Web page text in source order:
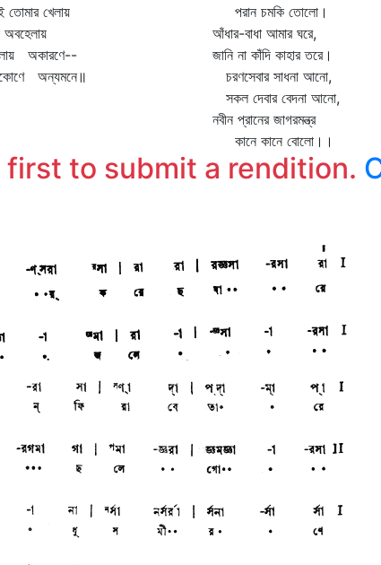
খেলায়
অকারণে--
অন্যমনে॥
পরান চমকি তোলো।
আঁধার-বাধা আমার ঘরে,
জানি না কাঁদি কাহার তরে।
চরণসেবার সাধনা আনো,
সকল দেবার বেদনা আনো,
নবীন প্রানের জাগরমন্ত্র
কানে কানে বোলো।।
first to submit a rendition.